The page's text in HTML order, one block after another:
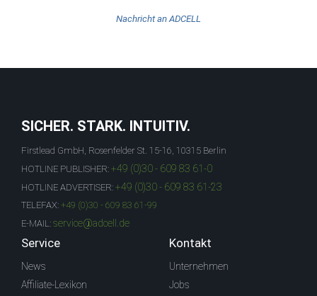
Nachricht an ADCELL
SICHER. STARK. INTUITIV.
Firstlead GmbH, Rosenfelder St. 15-16, 10315 Berlin
HOTLINE PUBLISHER: +49 (0)30 - 609 83 61-0
HOTLINE ADVERTISER: +49 (0)30 - 609 83 61-23
TELEFAX: +49 (0)30 - 609 83 61-99
E-MAIL: service@adcell.de
Service
News
Affiliate-Lexikon
Kontakt
Unternehmen
Jobs